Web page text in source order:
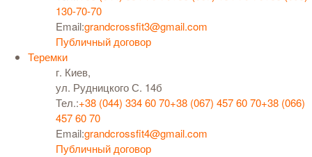
130-70-70
Email:grandcrossfit3@gmail.com
Публичный договор
Теремки
г. Киев,
ул. Рудницкого С. 14б
Тел.:+38 (044) 334 60 70+38 (067) 457 60 70+38 (066)
457 60 70
Email:grandcrossfit4@gmail.com
Публичный договор